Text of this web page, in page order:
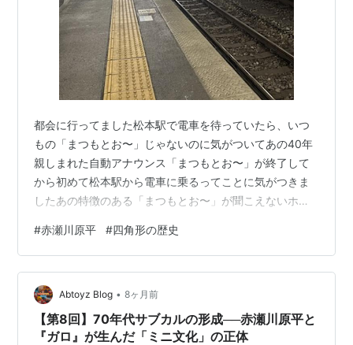
宇宙の御言 / 赤瀬川原平,渡辺和博. -- ネスコ,
1989.12
千利休無言の前衛 / 赤瀬川原平. -- 岩波書店, 1990.1.
-- (岩波新書)
純文学の素 / 赤瀬川原平. -- 筑摩書房, 1990.3. -- (ち
ちょっと映画に行ってきます / 赤瀬川原平. -- キネマ
旬報社, 1990.1
じろじろ日記 / 赤瀬川原平. -- 毎日新聞社, 1990.10
芸術原論 / 赤瀬川原平. -- 岩波書店, 1991.8. -- (同時
代ライブラリー ; 78)
外骨という人がいた! / 赤瀬川原平. -- 筑摩書房,
1991.12. -- (ちくま文庫)
村と森のファンタジー / 赤瀬川原平. -- 学習研究社,
都会に行ってました松本駅で電車を待っていたら、いつ
もの「まつもとお〜」じゃないのに気がついてあの40年
親しまれた自動アナウンス「まつもとお〜」が終了して
から初めて松本駅から電車に乗るってことに気がつきま
したあの特徴のある「まつもとお〜」が聞こえないホー
きまして目的地へ久々の都会は雨 約半年かけて準備した
お仕事の日準備の時間も楽しかったし、あれこれ想定し
てアイデアをねったことだし終わって達成感！あー楽し
いお仕事だったなープレゼンが終わってみんなでお食事
に向かう時はすっかり雨も上がりもう2度と会わないかも
しれないし、またお仕事するかもしれないし一旦…
#赤瀬川原平 #四角形の歴史
Abtoyz Blog • 8ヶ月前
【第8回】70年代サブカルの形成──赤瀬川原平と
『ガロ』が生んだ「ミニ文化」の正体